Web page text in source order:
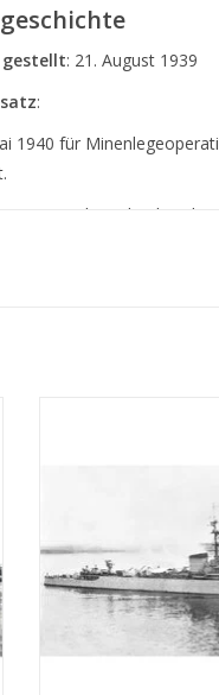
gestellt: 21. August 1939
:
1940 für
1940 nach England
Funktionen ausgeübt,
für Minensuchboote in
Schiff
1970 aus dem